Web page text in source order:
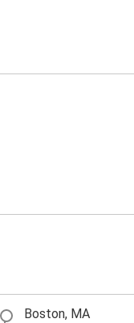
Boston, MA